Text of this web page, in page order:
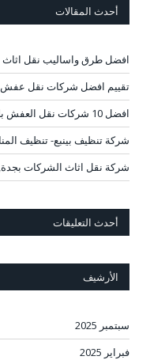
أحدث المقالات
افضل طرق واساليب نقل اثاث
تقييم افضل شركات نقل عفش
افضل 10 شركات نقل العفش بابها- الدومياطي خصم 55%
شركة تنظيف بينبع- تنظيف
شركة نقل اثاث الشركات
أحدث التعليقات
الأرشيف
سبتمبر 2025
فبراير 2025